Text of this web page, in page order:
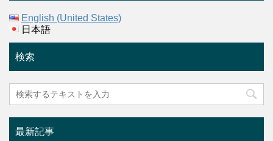
English (United States)
日本語
検索
最新記事